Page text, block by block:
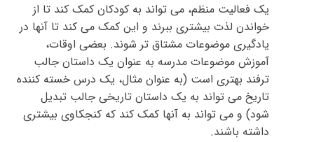
یک فعالیت منظم، می تواند به کودکان کمک کند تا از
خواندن لذت بیشتری ببرند و این کمک می کند تا آنها در
یادگیری موضوعات مشتاق تر شوند. بعضی اوقات،
آموزش موضوعات مدرسه به عنوان یک داستان جالب
ترفند بهتری است (به عنوان مثال، یک درس خسته کننده
تاریخ می تواند به یک داستان تاریخی جالب تبدیل
شود) و می تواند به آنها کمک کند که کنجکاوی بیشتری
داشته باشند.